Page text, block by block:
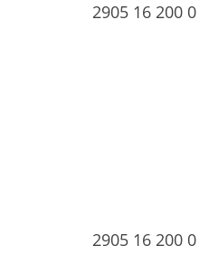
2905 16 200 0
2905 16 200 0